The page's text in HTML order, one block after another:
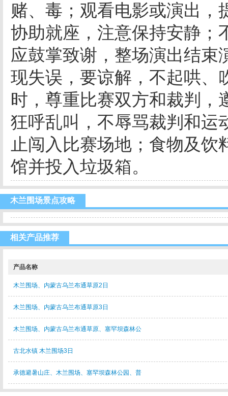
赌、毒；观看电影或演出，
协助就座，注意保持安静；
应鼓掌致谢，整场演出结束
现失误，要谅解，不起哄、
时，尊重比赛双方和裁判，
狂呼乱叫，不辱骂裁判和运
止闯入比赛场地；食物及
馆并投入垃圾箱。
木兰围场景点攻略
相关产品推荐
产品名称
木兰围场、内蒙古乌兰布通草原2日
木兰围场、内蒙古乌兰布通草原3日
木兰围场、内蒙古乌兰布通草原、塞罕坝森林公
古北水镇 木兰围场3日
承德避暑山庄、木兰围场、塞罕坝森林公园、普